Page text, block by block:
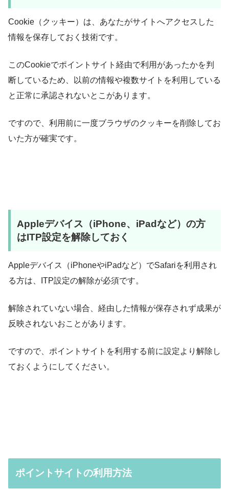
Cookie（クッキー）は、あなたがサイトへアクセスした
情報を保存しておく技術です。
このCookieでポイントサイト経由で利用があったかを判
断しているため、以前の情報や複数サイトを利用している
と正常に承認されないとこがあります。
ですので、利用前に一度ブラウザのクッキーを削除してお
いた方が確実です。
Appleデバイス（iPhone、iPadなど）の方
はITP設定を解除しておく
Appleデバイス（iPhoneやiPadなど）でSafariを利用され
る方は、ITP設定の解除が必須です。
解除されていない場合、経由した情報が保存されず成果が
反映されないおことがあります。
ですので、ポイントサイトを利用する前に設定より解除し
ておくようにしてください。
ポイントサイトの利用方法